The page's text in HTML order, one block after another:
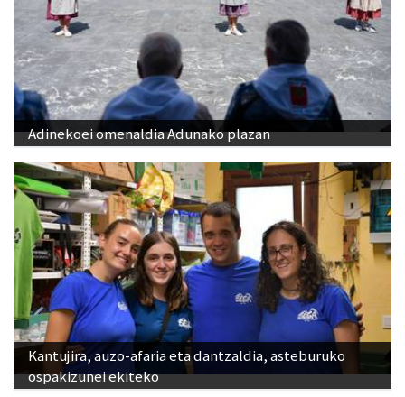
Adinekoei omenaldia Adunako plazan
Kantujira, auzo-afaria eta dantzaldia, asteburuko
ospakizunei ekiteko